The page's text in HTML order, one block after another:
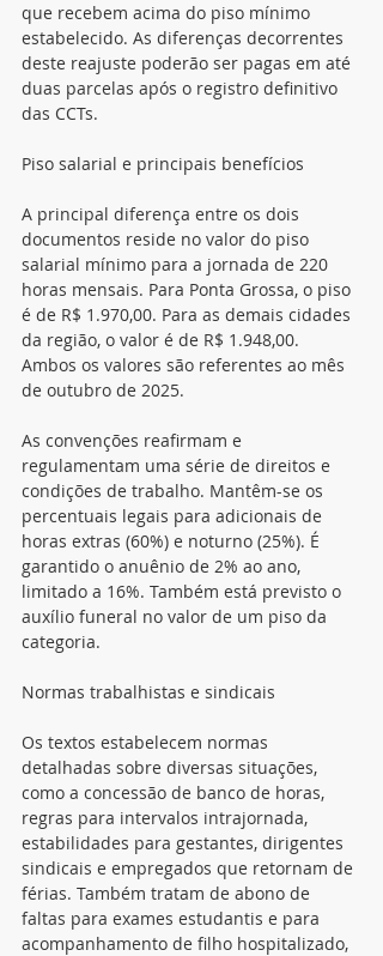
que recebem acima do piso mínimo
estabelecido. As diferenças decorrentes
deste reajuste poderão ser pagas em até
duas parcelas após o registro definitivo
das CCTs.
Piso salarial e principais benefícios
A principal diferença entre os dois
documentos reside no valor do piso
salarial mínimo para a jornada de 220
horas mensais. Para Ponta Grossa, o piso
é de R$ 1.970,00. Para as demais cidades
da região, o valor é de R$ 1.948,00.
Ambos os valores são referentes ao mês
de outubro de 2025.
As convenções reafirmam e
regulamentam uma série de direitos e
condições de trabalho. Mantêm-se os
percentuais legais para adicionais de
horas extras (60%) e noturno (25%). É
garantido o anuênio de 2% ao ano,
limitado a 16%. Também está previsto o
auxílio funeral no valor de um piso da
categoria.
Normas trabalhistas e sindicais
Os textos estabelecem normas
detalhadas sobre diversas situações,
como a concessão de banco de horas,
regras para intervalos intrajornada,
estabilidades para gestantes, dirigentes
sindicais e empregados que retornam de
férias. Também tratam de abono de
faltas para exames estudantis e para
acompanhamento de filho hospitalizado,